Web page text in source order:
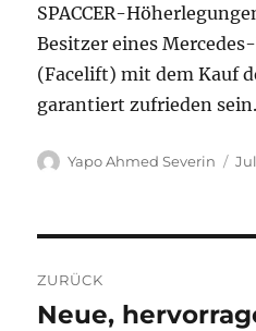
SPACCER-
Besitzer eines
(Facelift) mit dem Kauf
garantiert zufrieden sein.
Autor
Yapo Ahmed Severin
ZURÜCK
Vorheriger
Neue,